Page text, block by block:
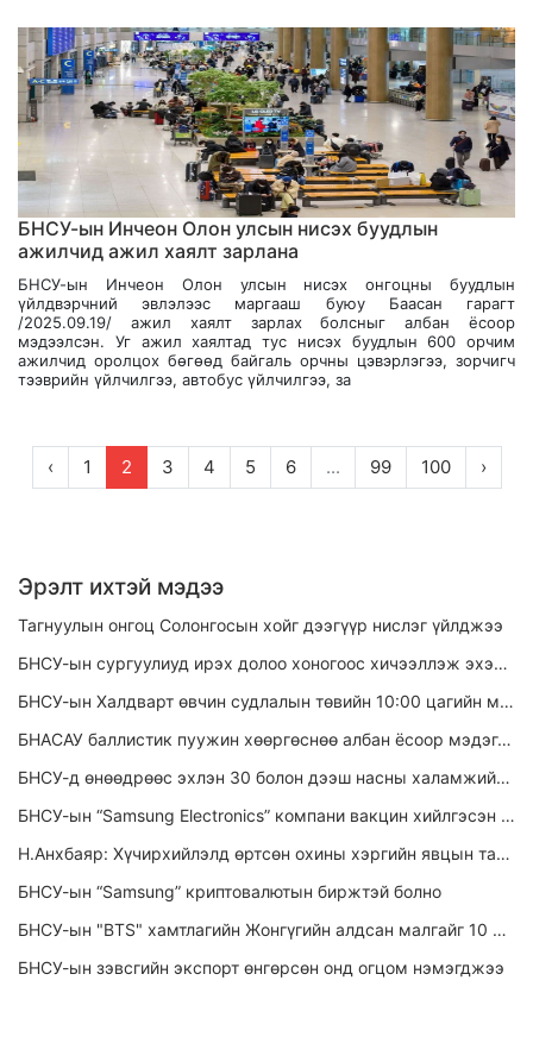
БНСУ-ын Инчеон Олон улсын нисэх буудлын
ажилчид ажил хаялт зарлана
БНСУ-ын Инчеон Олон улсын нисэх онгоцны буудлын
үйлдвэрчний эвлэлээс маргааш буюу Баасан гарагт
/2025.09.19/ ажил хаялт зарлах болсныг албан ёсоор
мэдээлсэн. Уг ажил хаялтад тус нисэх буудлын 600 орчим
ажилчид оролцох бөгөөд байгаль орчны цэвэрлэгээ, зорчигч
тээврийн үйлчилгээ, автобус үйлчилгээ, за
‹ 1 2 3 4 5 6 ... 99 100 ›
Эрэлт ихтэй мэдээ
Тагнуулын онгоц Солонгосын хойг дээгүүр нислэг үйлджээ
БНСУ-ын сургуулиуд ирэх долоо хоногоос хичээллэж эхэлнэ
БНСУ-ын Халдварт өвчин судлалын төвийн 10:00 цагийн мэдээ 2020.10.27.
БНАСАУ баллистик пуужин хөөргөснөө албан ёсоор мэдэгдлээ.
БНСУ-д өнөөдрөөс эхлэн 30 болон дээш насны халамжийн ажилтнууд, онгоцны үйлчлэгч нарыг "Astra Zeneca" вакцинаар вакцинжуулахаар болжээ.
БНСУ-ын “Samsung Electronics” компани вакцин хийлгэсэн ажилтнууддаа цалинтай чөлөө олгоно
Н.Анхбаяр: Хүчирхийлэлд өртсөн охины хэргийн явцын талаар шуурхай мэдээлэхийг Солонгосын тал илэрхийлсэн
БНСУ-ын “Samsung” криптовалютын биржтэй болно
БНСУ-ын "BTS" хамтлагийн Жонгүгийн алдсан малгайг 10 сая воноор зарахыг завдав.
БНСУ-ын зэвсгийн экспорт өнгөрсөн онд огцом нэмэгджээ